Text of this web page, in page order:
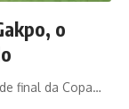
o
final da Copa…